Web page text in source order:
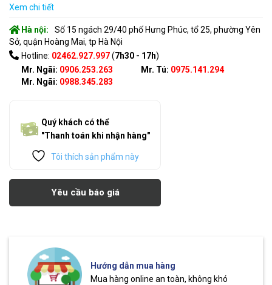
Xem chi tiết
Hà nội:
Số 15 ngách 29/40 phố Hưng Phúc, tổ 25, phường Yên
Sở, quận Hoàng Mai, tp Hà Nội
Hotline: 02462.927.997(7h30 - 17h)
Mr. Ngãi: 0906.253.263
Mr. Ngãi: 0988.345.283
Mr. Tú: 0975.141.294
Quý khách có thể
"Thanh toán khi nhận hàng"
Tôi thích sản phẩm này
Yêu cầu báo giá
Hướng dẫn mua hàng
Mua hàng online an toàn, không khó